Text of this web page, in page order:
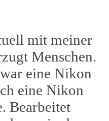
mit meiner
Menschen.
eine Nikon
eine Nikon
Bearbeitet